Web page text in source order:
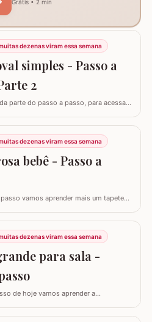
Grátis • 2 min
dezenas viram essa semana
simples - Passo a
2
parte do passo a passo, para acessar
1 A lista de materiais é para fazer o
ATENÇÃO: Não autorizo PAP’s e
a processo por direitos autorais. Lei
utilizar o…
dezenas viram essa semana
bebê - Passo a
vamos aprender mais um tapete
É o TAPETE ROSA BEBÊ,
o fio Barroco Maxcolor da Círculo
antes, esta é uma versão exclusiva
e não autorizo PAP’s e…
dezenas viram essa semana
para sala -
de hoje vamos aprender a
de uma peça imponente e cheia de